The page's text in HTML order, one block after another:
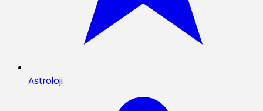
Astroloji